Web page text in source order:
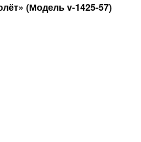
(Модель v-1425-57)